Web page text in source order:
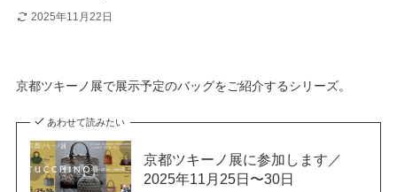
2025年11月22日
京都ツキーノ展で展示予定のバッグをご紹介するシリーズ。
あわせて読みたい
京都ツキーノ展に参加します／
2025年11月25日〜30日